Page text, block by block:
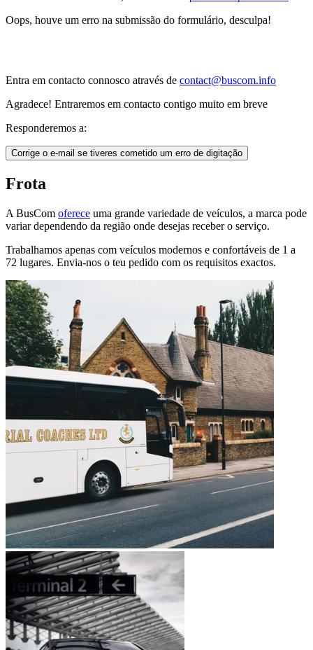
Oops, houve um erro na submissão do formulário, desculpa!
Entra em contacto connosco através de contact@buscom.info
Agradece! Entraremos em contacto contigo muito em breve
Responderemos a:
Corrige o e-mail se tiveres cometido um erro de digitação
Frota
A BusCom oferece uma grande variedade de veículos, a marca pode
variar dependendo da região onde desejas receber o serviço.
Trabalhamos apenas com veículos modernos e confortáveis de 1 a
72 lugares. Envia-nos o teu pedido com os requisitos exactos.